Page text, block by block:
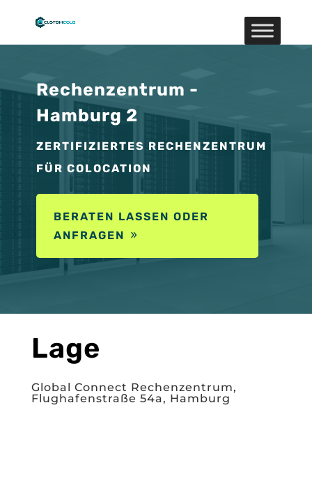
Rechenzentrum -
Hamburg 2
ZERTIFIZIERTES RECHENZENTRUM
FÜR COLOCATION
BERATEN LASSEN ODER
ANFRAGEN
Lage
Global Connect Rechenzentrum,
Flughafenstraße 54a, Hamburg